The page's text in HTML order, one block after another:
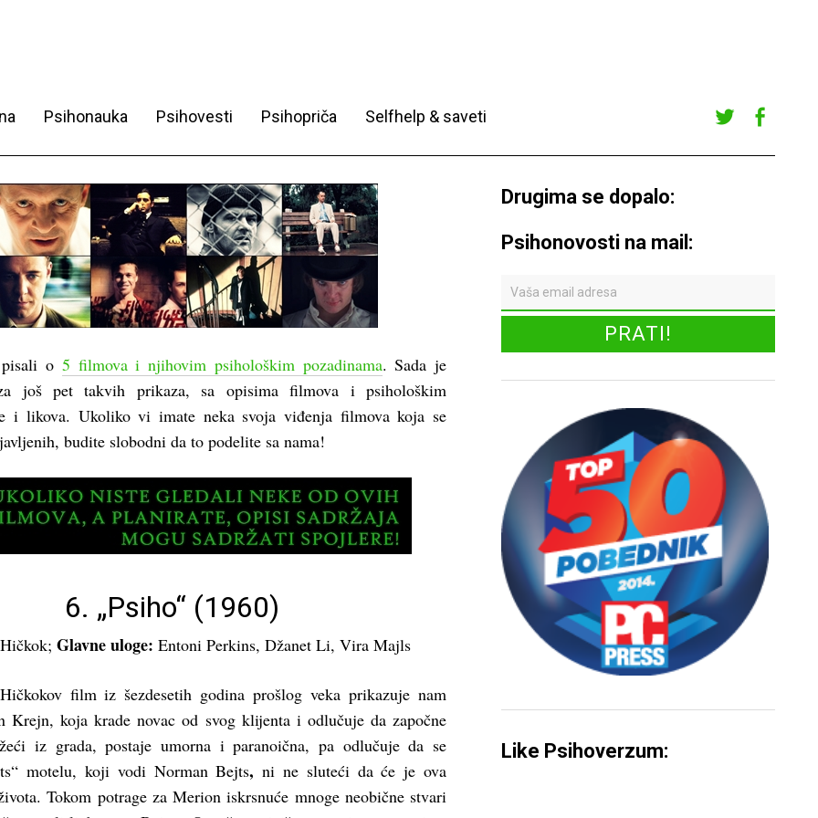
Psihonauka Psihovesti Psihopriča Selfhelp & saveti
r
ook
o 5 filmova i njihovim psihološkim pozadinama. Sada je
još pet takvih prikaza, sa opisima filmova i psihološkim
i likova. Ukoliko vi imate neka svoja viđenja filmova koja se
budite slobodni da to podelite sa nama!
6. „Psiho“ (1960)
Glavne uloge: Entoni Perkins, Džanet Li, Vira Majls
film iz šezdesetih godina prošlog veka prikazuje nam
Krejn, koja krade novac od svog klijenta i odlučuje da započne
iz grada, postaje umorna i paranoična, pa odlučuje da se
motelu, koji vodi Norman Bejts,ni ne sluteći da će je ova
Tokom potrage za Merion iskrsnuće mnoge neobične stvari
Drugima se dopalo:
Psihonovosti na mail:
Like Psihoverzum: